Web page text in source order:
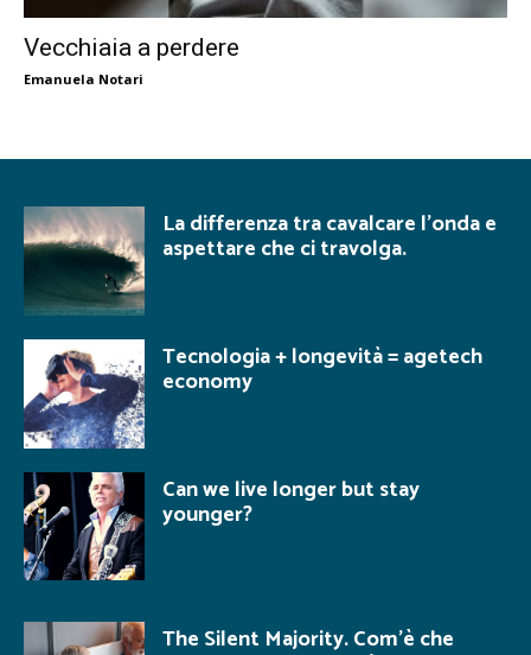
Vecchiaia a perdere
Emanuela Notari
La differenza tra cavalcare l’onda e
aspettare che ci travolga.
Tecnologia + longevità = agetech
economy
Can we live longer but stay
younger?
The Silent Majority. Com’è che